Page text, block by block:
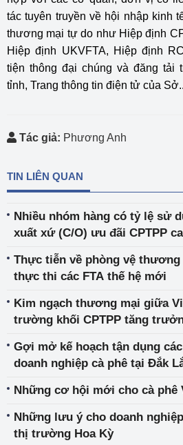
tác tuyên truyền về hội nhập kinh
thương mại tự do như Hiệp định
Hiệp định UKVFTA, Hiệp định
tiện thông đại chúng và đăng tải
tỉnh, Trang thông tin điện tử của
Tác giả: Phương Anh
TIN LIÊN QUAN
Nhiều nhóm hàng có tỷ lệ sử
xuất xứ (C/O) ưu đãi CPTPP
Thực tiễn về phòng vệ
thực thi các FTA thế hệ mới
Kim ngạch thương mại giữa
trường khối CPTPP tăng
Gợi mở kế hoạch tận dụng
doanh nghiệp cà phê tại Đắk
Những cơ hội mới cho cà phê
Những lưu ý cho doanh
thị trường Hoa Kỳ